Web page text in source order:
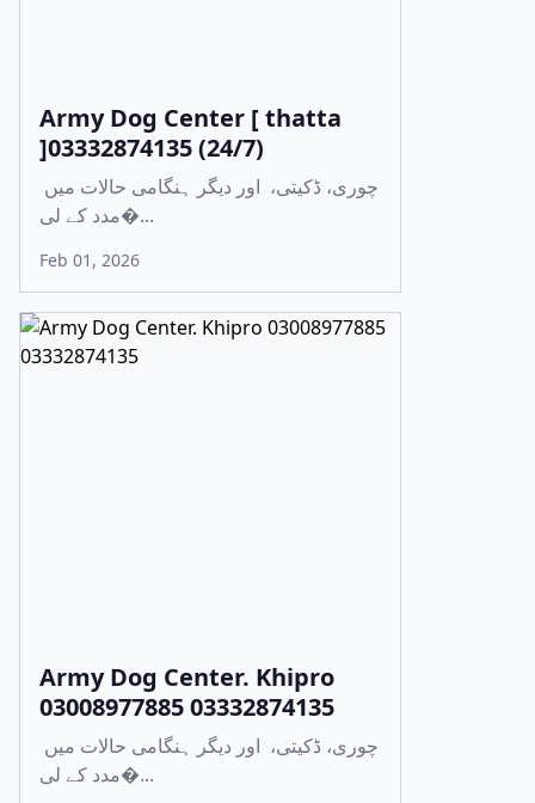
Army Dog Center [ thatta
]03332874135 (24/7)
مدد کے لی�...
Feb 01, 2026
Army Dog Center. Khipro
03008977885 03332874135
مدد کے لی�...